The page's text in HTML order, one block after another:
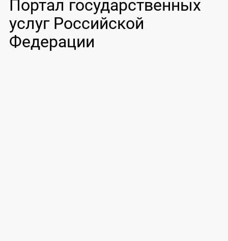
Портал государственных
услуг Российской
Федерации